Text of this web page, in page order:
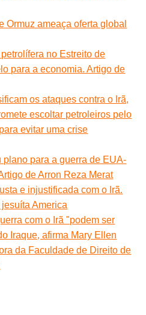
Ormuz ameaça oferta global
no Estreito de
para a economia. Artigo de
os ataques contra o Irã,
escoltar petroleiros pelo
evitar uma crise
plano para a guerra de EUA-
de Arron Reza Merat
e injustificada com o Irã.
America
com o Irã "podem ser
Iraque, afirma Mary Ellen
da Faculdade de Direito de